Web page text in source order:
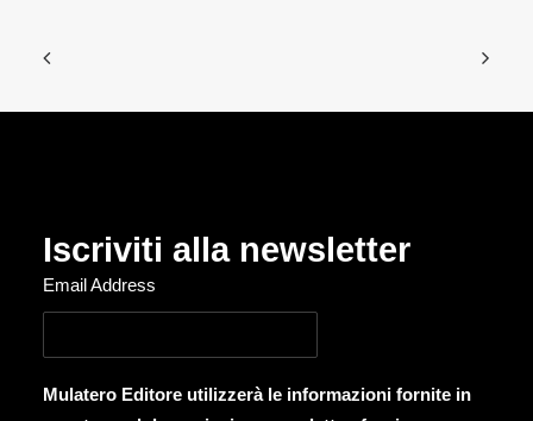
Iscriviti alla newsletter
Email Address
Mulatero Editore utilizzerà le informazioni fornite in